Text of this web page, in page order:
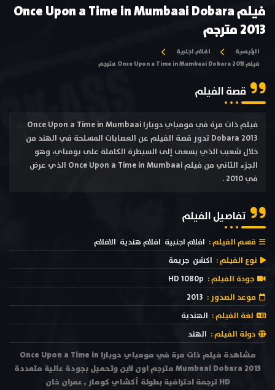
فيلم Once Upon a Time in Mumbaai Dobara
2013 مترجم
الرئيسية
افلام اجنبية
فيلم Once Upon a Time in Mumbaai Dobara 2013 مترجم
قصة الفيلم
فيلم ذات مرة في مومباي دوبارا Once Upon a Time in Mumbaai
Dobara 2013 تدور قصة الفيلم عن العصابات المسلحة في الهند من
خلال شعيب الذي يسعى إلى السيطرة الكاملة على بومباي، وهو
الجزء الثاني من فيلم Once Upon a Time in Mumbaai الذي عرض
في 2010 .
تفاصيل الفيلم
قسم الفيلم : افلام اجنبية افلام هندية الافلام
نوع الفيلم : اكشن جريمة
جودة الفيلم : HD 1080p
موعد الصدور : 2013
لغة الفيلم : الهندية
دولة الفيلم : الهند
مشاهدة فيلم ذات مرة في مومباي دوبارا Once Upon a Time in
Mumbaai Dobara 2013 مترجم اون لاين وتحميل بجودة عالية متعددة
HD ترجمة احترافية بطولة أكشاي كومار , عمران خان